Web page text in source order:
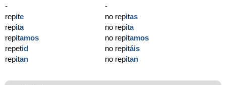
-
repite
repita
repitamos
repetid
repitan
-
no repitas
no repita
no repitamos
no repitáis
no repitan